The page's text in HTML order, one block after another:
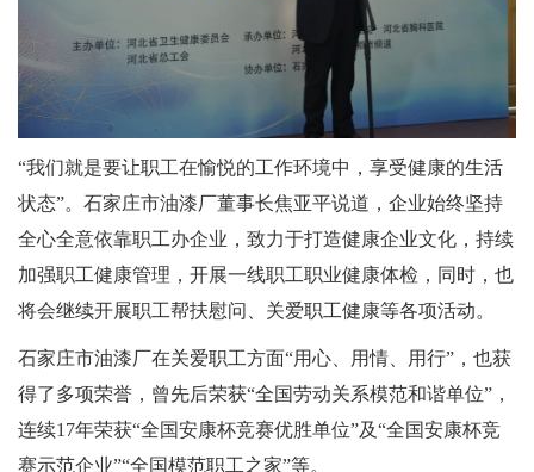
“我们就是要让职工在愉悦的工作环境中，享受健康的生活
状态”。石家庄市油漆厂董事长焦亚平说道，企业始终坚持
全心全意依靠职工办企业，致力于打造健康企业文化，持续
加强职工健康管理，开展一线职工职业健康体检，同时，也
将会继续开展职工帮扶慰问、关爱职工健康等各项活动。
石家庄市油漆厂在关爱职工方面“用心、用情、用行”，也获
得了多项荣誉，曾先后荣获“全国劳动关系模范和谐单位”，
连续17年荣获“全国安康杯竞赛优胜单位”及“全国安康杯竞
赛示范企业”“全国模范职工之家”等。